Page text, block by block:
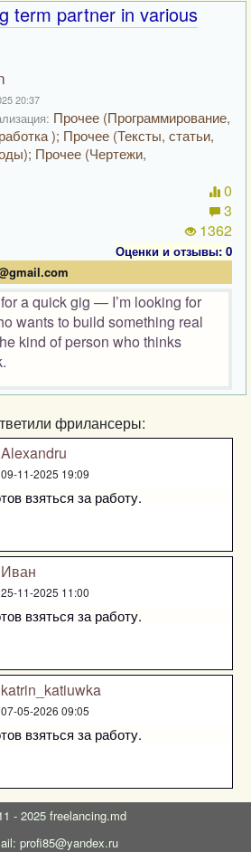
term partner in various
20:37
Прочее (Программирование,
); Прочее (Тексты, статьи,
Прочее (Чертежи,
0
3
1362
Оценки и отзывы: 0
a quick gig — I’m looking for
wants to build something real
kind of person who thinks
фрилансеры:
Alexandru
09-11-2025 19:09
взяться за работу.
Иван
25-11-2025 11:00
взяться за работу.
katrin_katiuwka
07-05-2026 09:05
взяться за работу.
- 2025 freelancing.md
profi85@yandex.ru